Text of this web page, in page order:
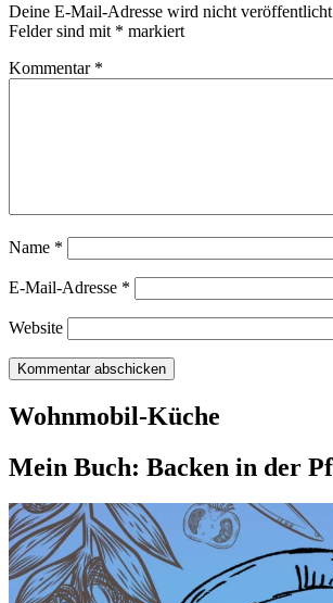
Deine E-Mail-Adresse wird nicht
Felder sind mit * markiert
Kommentar *
Name *
E-Mail-Adresse *
Website
Wohnmobil-Küche
Mein Buch: Backen in der